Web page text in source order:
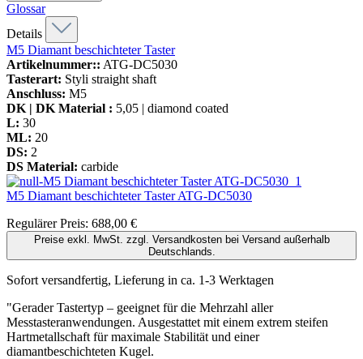
Glossar
Details
M5 Diamant beschichteter Taster
Artikelnummer:: ATG-DC5030
Tasterart: Styli straight shaft
Anschluss: M5
DK | DK Material : 5,05 | diamond coated
L: 30
ML: 20
DS: 2
DS Material: carbide
M5 Diamant beschichteter TasterATG-DC5030
Regulärer Preis: 688,00 €
Preise exkl. MwSt. zzgl. Versandkosten bei Versand außerhalb
Deutschlands.
Sofort versandfertig, Lieferung in ca. 1-3 Werktagen
"Gerader Tastertyp – geeignet für die Mehrzahl aller
Messtasteranwendungen. Ausgestattet mit einem extrem steifen
Hartmetallschaft für maximale Stabilität und einer
diamantbeschichteten Kugel.